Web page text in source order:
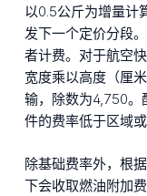
以0.5公斤为增量计
发下一个定价分段
者计费。对于航空
宽度乘以高度（厘
输，除数为4,750。
件的费率低于区域
除基础费率外，根
下会收取燃油附加